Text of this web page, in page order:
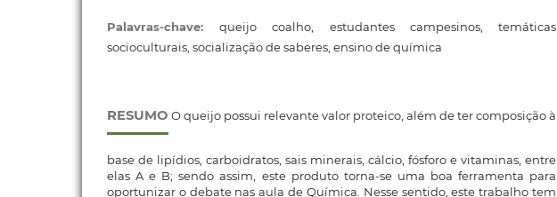
Palavras-chave:queijo coalho, estudantes campesinos, temáticas
socioculturais, socialização de saberes, ensino de química
RESUMO O queijo possui relevante valor proteico, além de ter composição à
base de lipídios, carboidratos, sais minerais, cálcio, fósforo e vitaminas, entre
elas A e B; sendo assim, este produto torna-se uma boa ferramenta para
oportunizar o debate nas aula de Química. Nesse sentido, este trabalho tem